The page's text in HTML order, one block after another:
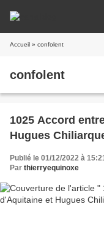
Accueil » confolent
confolent
1025 Accord
Hugues
Publié le 01/12/2022 à
Par thierryequinoxe